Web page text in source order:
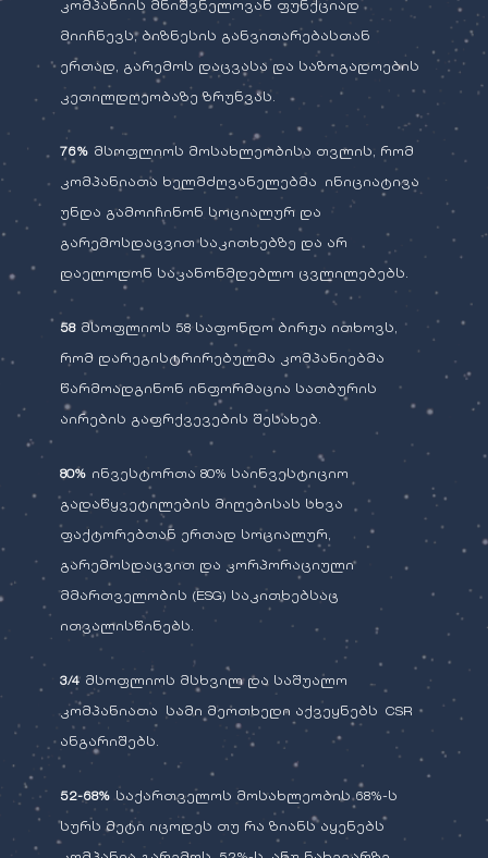
კომპანიის მნიშვნელოვან ფუნქციად
მიიჩნევს, ბიზნესის განვითარებასთან
ერთად, გარემოს დაცვასა და საზოგადოების
კეთილდღეობაზე ზრუნვას.
76% მსოფლიოს მოსახლეობისა თვლის, რომ
კომპანიათა ხელმძღვანელებმა ინიციატივა
უნდა გამოიჩინონ სოციალურ და
გარემოსდაცვით საკითხებზე და არ
დაელოდონ საკანონმდებლო ცვლილებებს.
58 მსოფლიოს 58 საფონდო ბირჟა ითხოვს,
რომ დარეგისტრირებულმა კომპანიებმა
წარმოადგინონ ინფორმაცია სათბურის
აირების გაფრქვევების შესახებ.
80% ინვესტორთა 80% საინვესტიციო
გადაწყვეტილების მიღებისას სხვა
ფაქტორებთან ერთად სოციალურ,
გარემოსდაცვით და კორპორაციული
მმართველობის (ESG) საკითხებსაც
ითვალისწინებს.
3/4 მსოფლიოს მსხვილ და საშუალო
კომპანიათა სამი მეოთხედი აქვეყნებს CSR
ანგარიშებს.
52-68% საქართველოს მოსახლეობის 68%-ს
სურს მეტი იცოდეს თუ რა ზიანს აყენებს